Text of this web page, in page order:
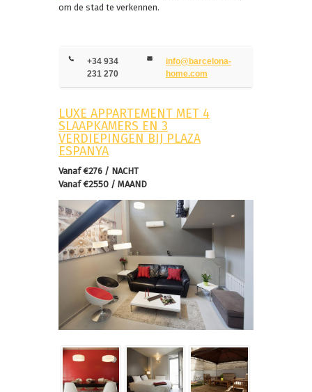
om de stad te verkennen.
+34 934
231 270
info@barcelona-
home.com
LUXE APPARTEMENT MET 4
SLAAPKAMERS EN 3
VERDIEPINGEN BIJ PLAZA
ESPANYA
Vanaf €276 / NACHT
Vanaf €2550 / MAAND